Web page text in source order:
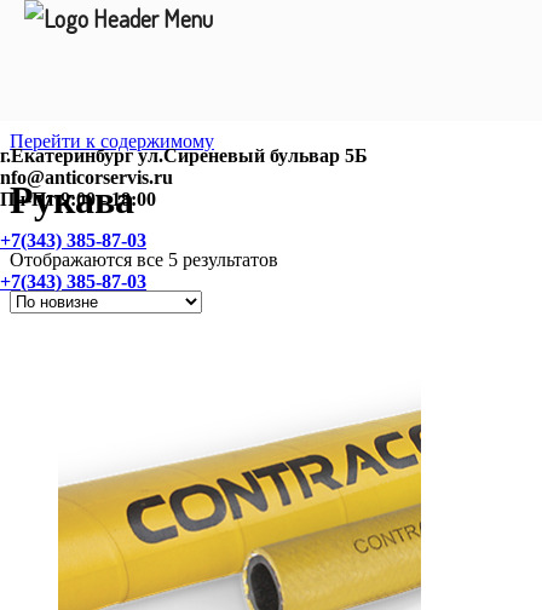
Перейти к содержимому
Рукава
Отображаются все 5 результатов
г.Екатеринбург ул.Сиреневый бульвар 5Б
nfo@anticorservis.ru
Пн-Пт 9:00 - 18:00
+7(343) 385-87-03
+7(343) 385-87-03